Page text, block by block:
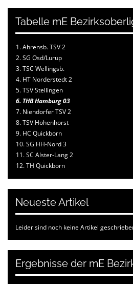
Tabelle mE
1. Ahrensb. TSV 2
2. SG Osd/Lurup
3. TSC Wellingsb.
4. HT Norderstedt 2
5. TSV Stellingen
6. THB Hamburg 03
7. Niendorfer TSV 2
8. TSV Hohenhorst
9. HC Quickborn
10. SG HH-Nord 3
11. SC Alster-Lang 2
12. TH Quickborn
Neueste Artikel
Leider sind noch keine Artikel
Ergebnisse der mE